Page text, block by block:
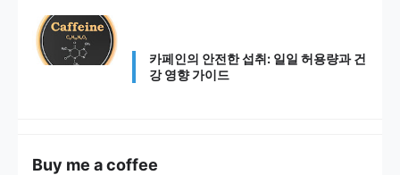
카페인의 안전한 섭취: 일일 허용량과 건
강 영향 가이드
Buy me a coffee